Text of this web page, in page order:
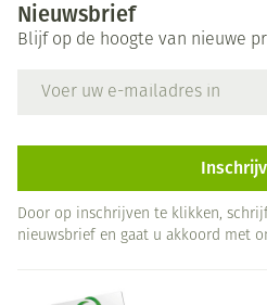
Nieuwsbrief
Blijf op de hoogte van nieuwe
Door op inschrijven te klikken,
nieuwsbrief en gaat u akkoord met